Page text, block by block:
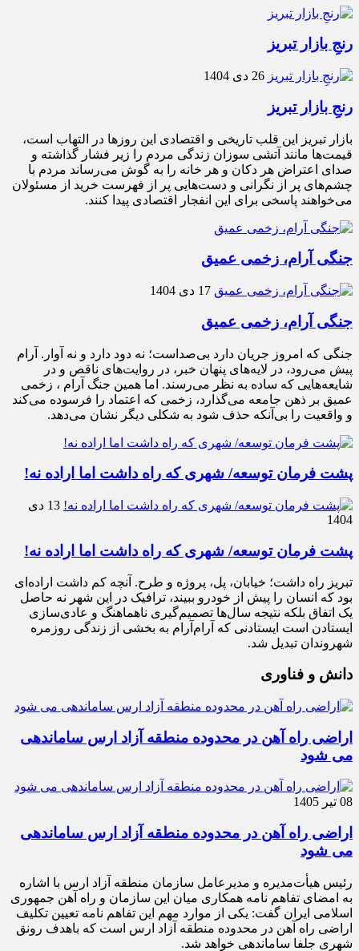
رنجِ بازار تبریز
26 دی 1404
رنجِ بازار تبریز
بازار تبریز این قلب تاریخی و اقتصادی این روزها در التهاب است،
قیمت‌ها مانند آتشی سوزان زندگی مردم را زیر فشار گذاشته و
صدای اعتراض هر دکان و هر خانه را به گوش می‌رساند مردم با
چشم‌های پر از نگرانی و دست‌هایی پر از فهرست خرید از مسئولان
می‌خواهند پاسخی برای این انفجار اقتصادی پیدا کنند.
جنگی آرام، زخمی عمیق
17 دی 1404
جنگی آرام، زخمی عمیق
جنگی که امروز جریان دارد بی‌صداست؛ نه دود دارد و نه آوار. آرام
پیش می‌رود، در لایه‌های پنهان خبر، در روایت‌های ناقص و در
شایعه‌هایی که ساده به نظر می‌رسند. اما همین جنگ آرام ، زخمی
عمیق بر ذهن جامعه می‌گذارد، زخمی که اعتماد را فرسوده می‌کند
و واقعیت را بی‌آنکه حذف شود به شکلی دیگر نشان می‌دهد.
پشت فرمان توسعه/ شهری که راه داشت اما اراده نه!
13 دی
1404
پشت فرمان توسعه/ شهری که راه داشت اما اراده نه!
تبریز راه داشت؛ خیابان، پل، پروژه و طرح. آنچه کم داشت اراده‌ای
بود که انسان را پیش از خودرو ببیند، ترافیک در این شهر نه حاصل
یک اتفاق بلکه نتیجه سال‌ها تصمیم‌گیری ناهماهنگ و عادی‌سازی
ایستادن است ایستادنی که آرام‌آرام به بخشی از زندگی روزمره
شهروندان تبدیل شد.
دانش و فناوری
اراضی راه آهن در محدوده منطقه آزاد ارس ساماندهی
می شود
08 تیر 1405
اراضی راه آهن در محدوده منطقه آزاد ارس ساماندهی
می شود
رئیس هیأت‌مدیره و مدیرعامل سازمان منطقه آزاد ارس با اشاره
به امضای تفاهم نامه همکاری میان این سازمان و راه آهن جمهوری
اسلامی ایران گفت: یکی از موارد مهم این تفاهم نامه تعیین تکلیف
اراضی راه آهن در محدوده منطقه آزاد ارس است که باهدف رونق
شهری جلفا ساماندهی خواهد شد.